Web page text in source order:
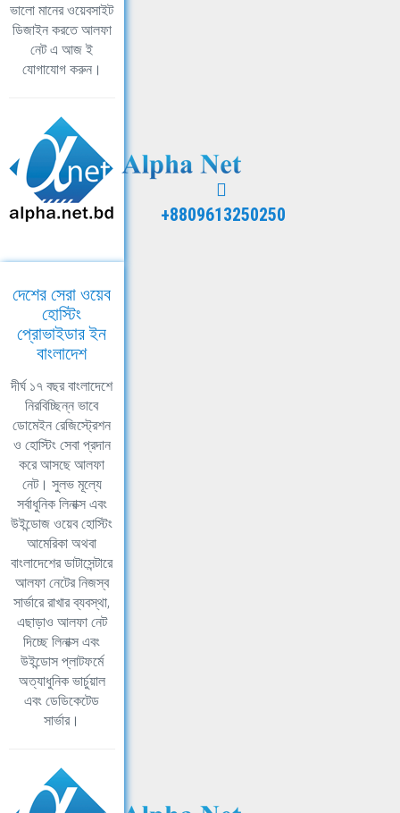
ভালো মানের ওয়েবসাইট
ডিজাইন করতে আলফা
নেট এ আজ ই
যোগাযোগ করুন।
+8809613250250
দেশের সেরা ওয়েব
হোস্টিং
প্রোভাইডার ইন
বাংলাদেশ
দীর্ঘ ১৭ বছর বাংলাদেশে
নিরবিচ্ছিন্ন ভাবে
ডোমেইন রেজিস্ট্রেশন
ও হোস্টিং সেবা প্রদান
করে আসছে আলফা
নেট। সুলভ মূল্যে
সর্বাধুনিক লিনাক্স এবং
উইন্ডোজ ওয়েব হোস্টিং
আমেরিকা অথবা
বাংলাদেশের ডাটাসেন্টারে
আলফা নেটের নিজস্ব
সার্ভারে রাখার ব্যবস্থা,
এছাড়াও আলফা নেট
দিচ্ছে লিনাক্স এবং
উইন্ডোস প্লাটফর্মে
অত্যাধুনিক ভার্চুয়াল
এবং ডেডিকেটেড
সার্ভার।